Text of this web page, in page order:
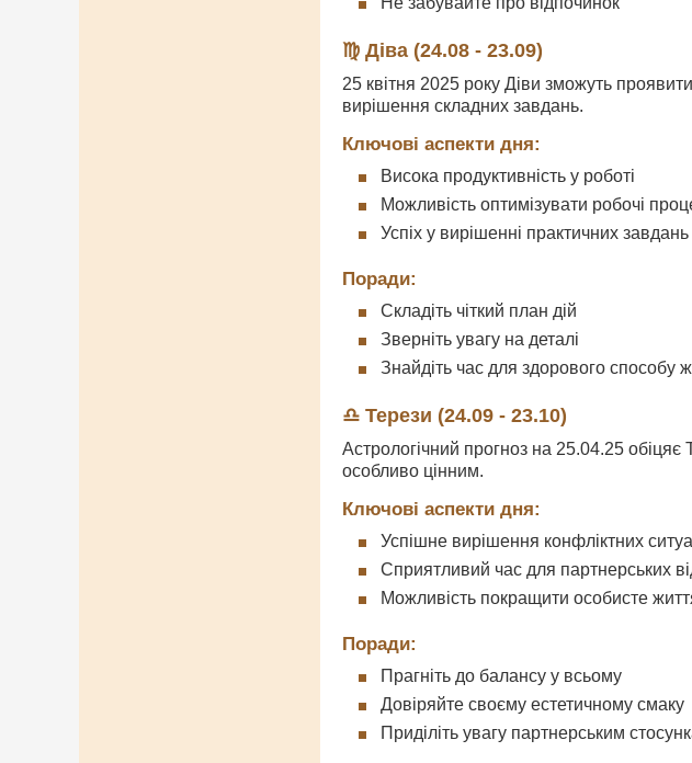
♍ Діва (24.08 - 23.09)
25 квітня 2025 року Діви зможуть
вирішення складних завдань.
Ключові аспекти дня:
Висока продуктивність у роботі
Можливість оптимізувати робочі
Успіх у вирішенні практичних завдань
Поради:
Складіть чіткий план дій
Зверніть увагу на деталі
Знайдіть час для здорового способу
♎ Терези (24.09 - 23.10)
Астрологічний прогноз на 25.04.25
особливо цінним.
Ключові аспекти дня:
Успішне вирішення конфліктних
Сприятливий час для партнерських
Можливість покращити особисте
Поради:
Прагніть до балансу у всьому
Довіряйте своєму естетичному смаку
Приділіть увагу партнерським